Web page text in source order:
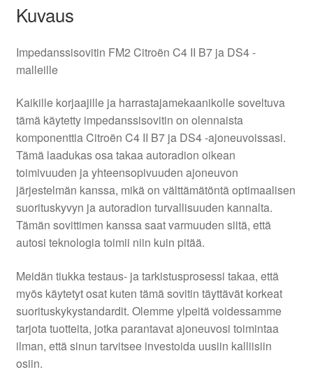
Kuvaus
Impedanssisovitin FM2 Citroën C4 II B7 ja DS4 -
malleille
Kaikille korjaajille ja harrastajamekaanikolle soveltuva
tämä käytetty impedanssisovitin on olennaista
komponenttia Citroën C4 II B7 ja DS4 -ajoneuvoissasi.
Tämä laadukas osa takaa autoradion oikean
toimivuuden ja yhteensopivuuden ajoneuvon
järjestelmän kanssa, mikä on välttämätöntä optimaalisen
suorituskyvyn ja autoradion turvallisuuden kannalta.
Tämän sovittimen kanssa saat varmuuden siitä, että
autosi teknologia toimii niin kuin pitää.
Meidän tiukka testaus- ja tarkistusprosessi takaa, että
myös käytetyt osat kuten tämä sovitin täyttävät korkeat
suorituskykystandardit. Olemme ylpeitä voidessamme
tarjota tuotteita, jotka parantavat ajoneuvosi toimintaa
ilman, että sinun tarvitsee investoida uusiin kalliisiin
osiin.